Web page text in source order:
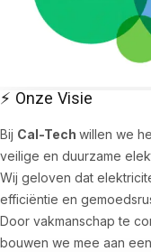
⚡ Onze Visie
Bij Cal-Tech willen we
veilige en duurzame
Wij geloven dat
efficiëntie en
Door vakmanschap te
bouwen we mee aan